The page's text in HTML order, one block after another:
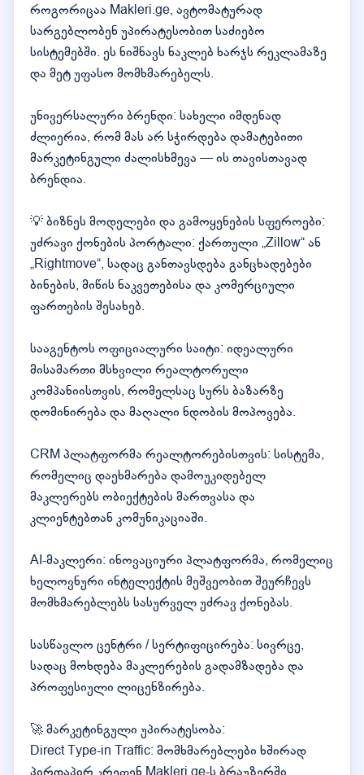
როგორიცაა Makleri.ge, ავტომატურად
სარგებლობენ უპირატესობით საძიებო
სისტემებში. ეს ნიშნავს ნაკლებ ხარჯს რეკლამაზე
და მეტ უფასო მომხმარებელს.
უნივერსალური ბრენდი: სახელი იმდენად
ძლიერია, რომ მას არ სჭირდება დამატებითი
მარკეტინგული ძალისხმევა — ის თავისთავად
ბრენდია.
💡 ბიზნეს მოდელები და გამოყენების სფეროები:
უძრავი ქონების პორტალი: ქართული „Zillow“ ან
„Rightmove“, სადაც განთავსდება განცხადებები
ბინების, მიწის ნაკვეთებისა და კომერციული
ფართების შესახებ.
სააგენტოს ოფიციალური საიტი: იდეალური
მისამართი მსხვილი რეალტორული
კომპანიისთვის, რომელსაც სურს ბაზარზე
დომინირება და მაღალი ნდობის მოპოვება.
CRM პლატფორმა რეალტორებისთვის: სისტემა,
რომელიც დაეხმარება დამოუკიდებელ
მაკლერებს ობიექტების მართვასა და
კლიენტებთან კომუნიკაციაში.
AI-მაკლერი: ინოვაციური პლატფორმა, რომელიც
ხელოვნური ინტელექტის მეშვეობით შეურჩევს
მომხმარებლებს სასურველ უძრავ ქონებას.
სასწავლო ცენტრი / სერტიფიცირება: სივრცე,
სადაც მოხდება მაკლერების გადამზადება და
პროფესიული ლიცენზირება.
🚀 მარკეტინგული უპირატესობა:
Direct Type-in Traffic: მომხმარებლები ხშირად